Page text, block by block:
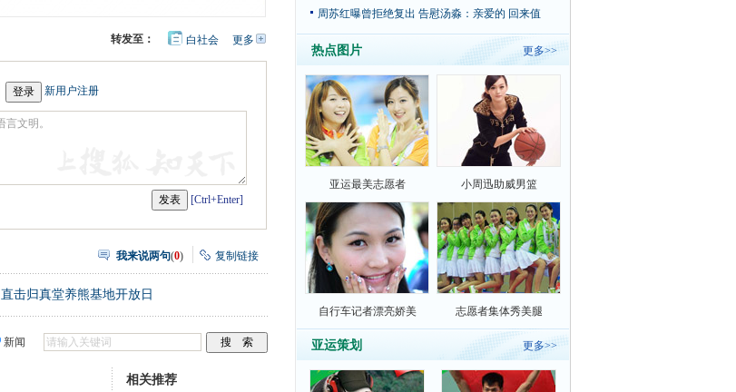
更多开
转发至： 白社会
新用户注册
[Ctrl+Enter]
我来说两句(0) 复制链接
直击归真堂养熊基地开放日
新闻
相关推荐
周苏红曝曾拒绝复出 告慰汤淼：亲爱的 回来值
热点图片 更多>>
亚运最美志愿者 小周迅助威男篮
自行车记者漂亮娇美 志愿者集体秀美腿
亚运策划 更多>>